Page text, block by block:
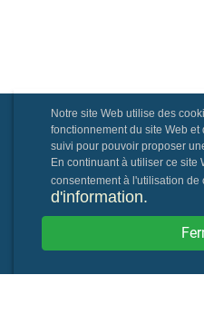
Notre site Web utilise des
fonctionnement du site Web
suivi pour pouvoir proposer
En continuant à utiliser ce site
consentement à l'utilisation de
d'information.